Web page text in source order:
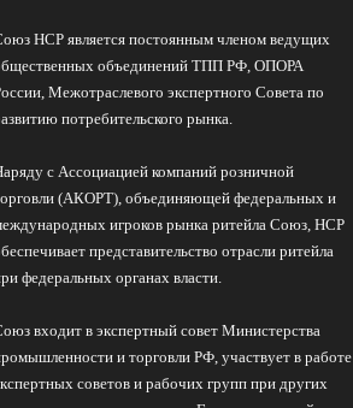
НСР является постоянным членом ведущих
объединений ТПП РФ, ОПОРА
Межотраслевого экспертного Совета по
потребительского рынка.
с Ассоциацией компаний розничной
(АКОРТ), объединяющей федеральных и
игроков рынка ритейла Союз, НСР
представительство отрасли ритейла
федеральных органах власти.
входит в экспертный совет Министерства
и торговли РФ, участвует в работе
советов и рабочих групп при других